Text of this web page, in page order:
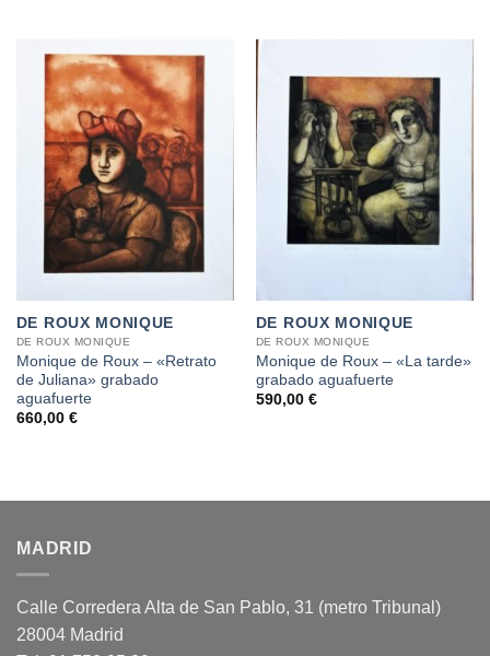
DE ROUX MONIQUE
DE ROUX MONIQUE
Monique de Roux – «Retrato
de Juliana» grabado
aguafuerte
660,00 €
DE ROUX MONIQUE
DE ROUX MONIQUE
Monique de Roux – «La tarde»
grabado aguafuerte
590,00 €
MADRID
Calle Corredera Alta de San Pablo, 31 (metro Tribunal)
28004 Madrid